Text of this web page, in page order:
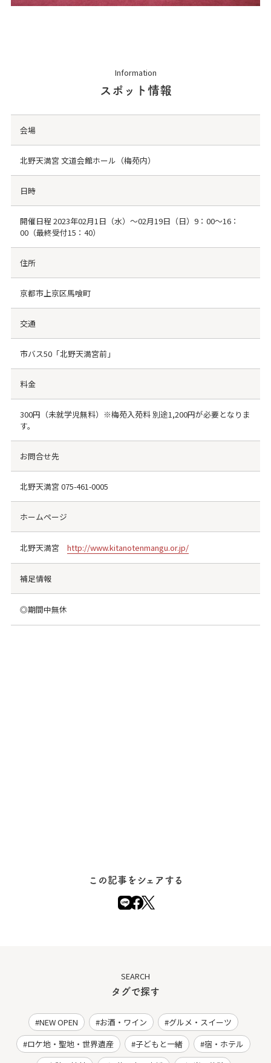
Information
スポット情報
会場
北野天満宮 文道会館ホール（梅苑内）
日時
開催日程 2023年02月1日（水）～02月19日（日）9：00～16：
00（最終受付15：40）
住所
京都市上京区馬喰町
交通
市バス50「北野天満宮前」
料金
300円（未就学児無料）※梅苑入苑料 別途1,200円が必要となりま
す。
お問合せ先
北野天満宮 075-461-0005
ホームページ
北野天満宮 http://www.kitanotenmangu.or.jp/
補足情報
◎期間中無休
この記事をシェアする
SEARCH
タグで探す
NEW OPEN お酒・ワイン
グルメ・スイーツ
ロケ地・聖地・世界遺産
子どもと一緒
宿・ホテル